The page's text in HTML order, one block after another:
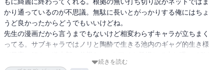
かり通っているのが不思議。無駄に長いとがっかりする俺にはちょ
うど良かったからどうでもいいけどね。
先生の漫画だから言うまでもないけど相変わらずキャラが立ちまく
ってる。サブキャラではノリと陶酔で生きる池内のギャグ的生き様
かった。
続きを読む